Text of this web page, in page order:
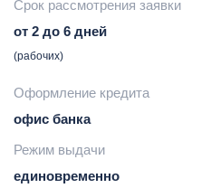
работодателя
- справка из пенсионного
начисляющего пенсию
- другие документы
выписка по зарплатному/
пенсионному счету из
банка
- справка по форме 4-
НДФЛ
Срок рассмотрения заявки
от 2 до 6 дней
(рабочих)
Оформление кредита
офис банка
Режим выдачи
единовременно